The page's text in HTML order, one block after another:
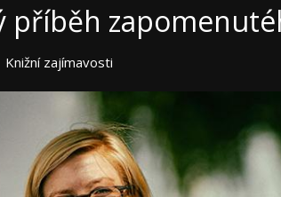
příběh
Knižní zajímavosti